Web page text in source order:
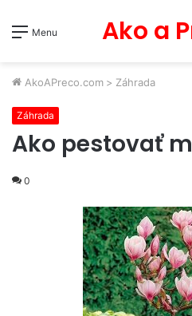
Menu Ako a
AkoAPreco.com > Záhrada
Záhrada
Ako pestovať
0